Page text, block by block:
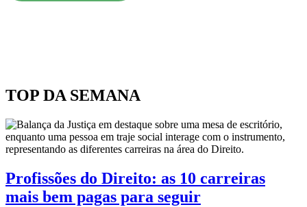
TOP DA SEMANA
Profissões do Direito: as 10 carreiras
mais bem pagas para seguir